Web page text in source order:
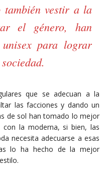
también vestir a la
el género, han
para lograr
que se adecuan a la
las facciones y dando un
de sol han tomado lo mejor
la moderna, si bien, las
necesita adecuarse a esas
lo ha hecho de la mejor